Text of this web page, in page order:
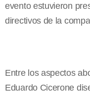
evento estuvieron
directivos de la
Entre los aspectos
Eduardo Cicerone